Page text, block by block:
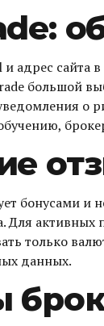
адрес сайта
большой
о
бонусами и
Для активных
только
данных.